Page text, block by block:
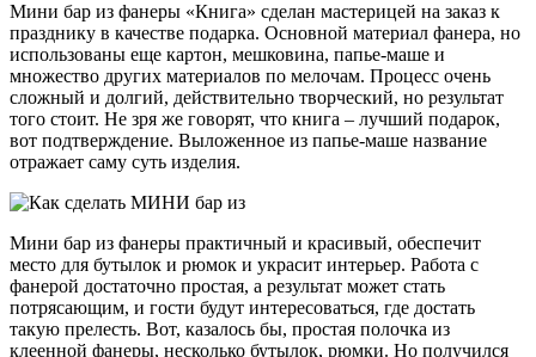
Мини бар из фанеры «Книга» сделан мастерицей на заказ к
празднику в качестве подарка. Основной материал фанера, но
использованы еще картон, мешковина, папье-маше и
множество других материалов по мелочам. Процесс очень
сложный и долгий, действительно творческий, но результат
того стоит. Не зря же говорят, что книга – лучший подарок,
вот подтверждение. Выложенное из папье-маше название
отражает саму суть изделия.
Мини бар из фанеры практичный и красивый, обеспечит
место для бутылок и рюмок и украсит интерьер. Работа с
фанерой достаточно простая, а результат может стать
потрясающим, и гости будут интересоваться, где достать
такую прелесть. Вот, казалось бы, простая полочка из
клеенной фанеры, несколько бутылок, рюмки. Но получился